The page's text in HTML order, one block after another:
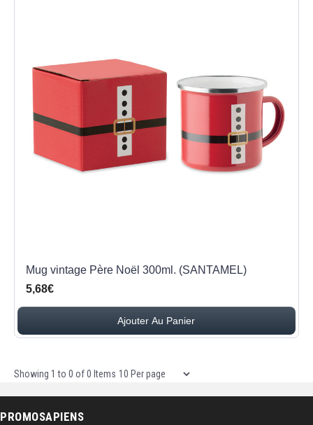
Mug vintage Père Noël 300ml. (SANTAMEL)
5,68€
Ajouter Au Panier
Showing 1 to 0 of0 Items Items per page
PROMOSAPIENS